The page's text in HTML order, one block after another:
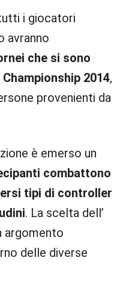
i giocatori
avranno
che si sono
2014,
provenienti da
è emerso un
combattono
tipi di controller
. La scelta dell’
argomento
delle diverse